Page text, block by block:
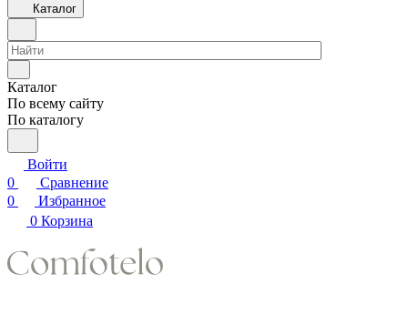
Каталог
Каталог
По всему сайту
По каталогу
Войти
0
Сравнение
0
Избранное
0 Корзина